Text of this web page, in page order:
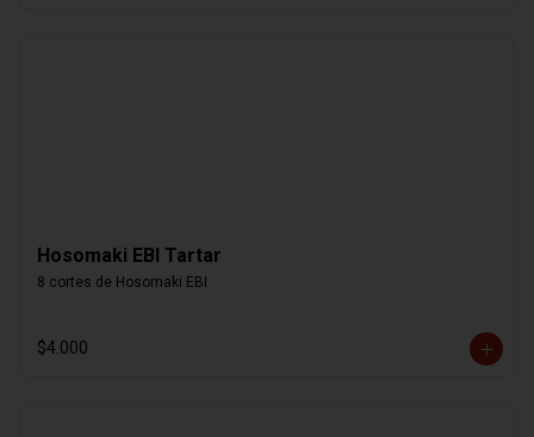
Hosomaki EBI Tartar
8 cortes de Hosomaki EBI
$4.000